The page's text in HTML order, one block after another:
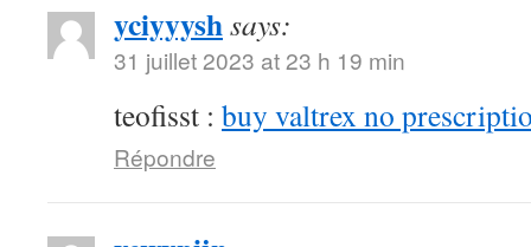
yciyyyshsays:
31 juillet 2023 at 23 h 19 min
teofisst : buy valtrex no
Répondre